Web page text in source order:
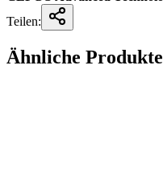
Teilen:
Ähnliche Produkte